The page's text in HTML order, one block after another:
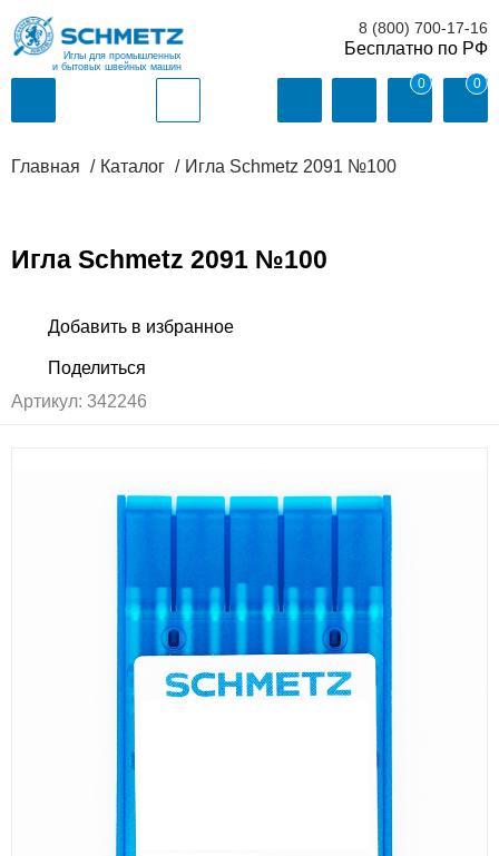
Иглы для промышленных
и бытовых швейных машин
8 (800) 700-17-16
0 0
Главная Каталог Игла Schmetz 2091 №100
Игла Schmetz 2091 №100
Артикул: 342246